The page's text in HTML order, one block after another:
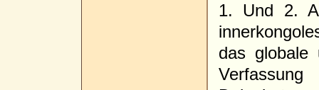
1. Und 2.
das globale